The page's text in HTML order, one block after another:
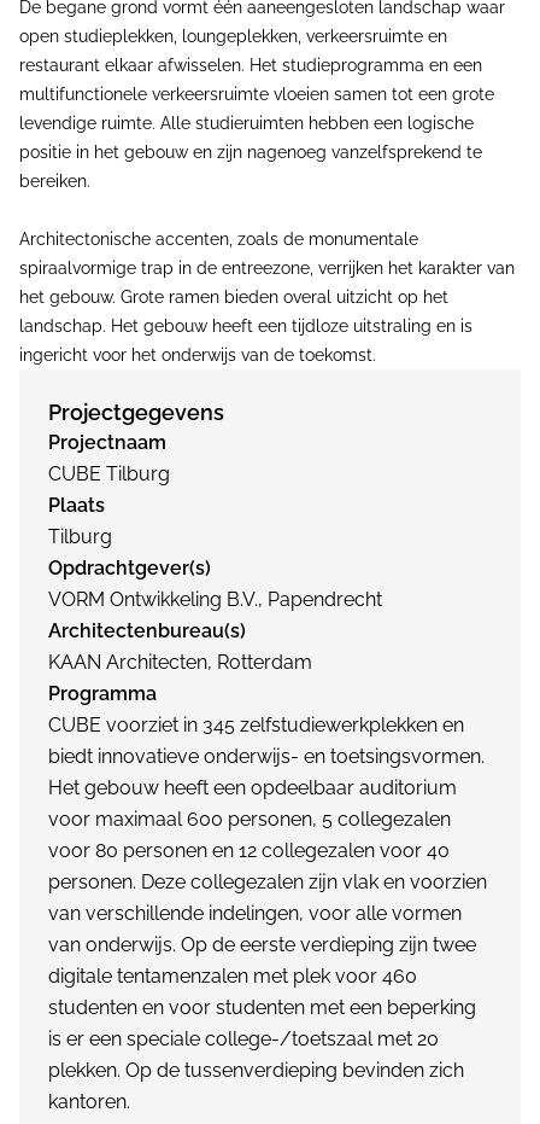
De begane grond vormt één aaneengesloten landschap waar
open studieplekken, loungeplekken, verkeersruimte en
restaurant elkaar afwisselen. Het studieprogramma en een
multifunctionele verkeersruimte vloeien samen tot een grote
levendige ruimte. Alle studieruimten hebben een logische
positie in het gebouw en zijn nagenoeg vanzelfsprekend te
bereiken.
Architectonische accenten, zoals de monumentale
spiraalvormige trap in de entreezone, verrijken het karakter van
het gebouw. Grote ramen bieden overal uitzicht op het
landschap. Het gebouw heeft een tijdloze uitstraling en is
ingericht voor het onderwijs van de toekomst.
Projectgegevens
Projectnaam
CUBE Tilburg
Plaats
Tilburg
Opdrachtgever(s)
VORM Ontwikkeling B.V., Papendrecht
Architectenbureau(s)
KAAN Architecten, Rotterdam
Programma
CUBE voorziet in 345 zelfstudiewerkplekken en
biedt innovatieve onderwijs- en toetsingsvormen.
Het gebouw heeft een opdeelbaar auditorium
voor maximaal 600 personen, 5 collegezalen
voor 80 personen en 12 collegezalen voor 40
personen. Deze collegezalen zijn vlak en voorzien
van verschillende indelingen, voor alle vormen
van onderwijs. Op de eerste verdieping zijn twee
digitale tentamenzalen met plek voor 460
studenten en voor studenten met een beperking
is er een speciale college-/toetszaal met 20
plekken. Op de tussenverdieping bevinden zich
kantoren.